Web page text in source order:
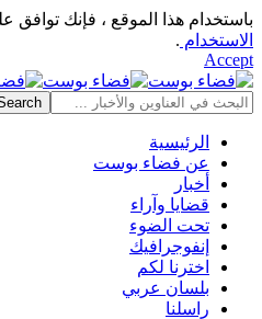
باستخدام هذا الموقع ، فإنك توافق
الاستخدام .
Accept
الرئيسية
عن فضاء بوست
أخبار
قضايا وآراء
تحت الضوء
إنفوجرافيك
اخترنا لكم
بلسان عربي
راسلنا